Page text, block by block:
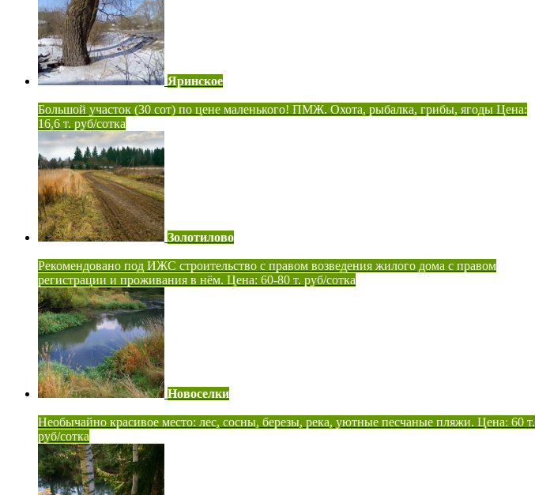
Яринское
Большой участок (30 сот) по цене маленького! ПМЖ. Охота, рыбалка, грибы, ягоды Цена:
16,6 т. руб/сотка
Золотилово
Рекомендовано под ИЖС строительство с правом возведения жилого дома с правом
регистрации и проживания в нём. Цена: 60-80 т. руб/сотка
Новоселки
Необычайно красивое место: лес, сосны, березы, река, уютные песчаные пляжи. Цена: 60 т.
руб/сотка